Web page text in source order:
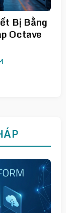
Bị Bằng
Octave